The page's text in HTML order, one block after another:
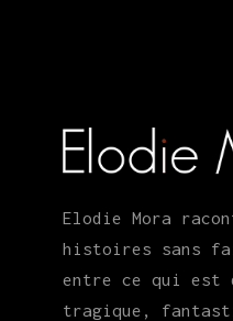
Elodie Mora
histoires sans
entre ce qui est
tragique,